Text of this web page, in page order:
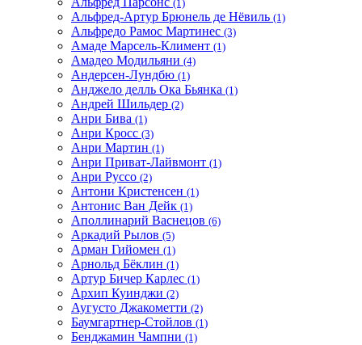
(1)
Альфред-Артур Брюнель де Нёвиль (1)
Альфредо Рамос Мартинес (3)
Амаде Марсель-Климент (1)
Амадео Модильяни (4)
Андерсен-Лундбю (1)
Анджело делль Ока Бьянка (1)
Андрей Шильдер (2)
Анри Бива (1)
Анри Кросс (3)
Анри Мартин (1)
Анри Приват-Лайвмонт (1)
Анри Руссо (2)
Антони Кристенсен (1)
Антонис Ван Дейк (1)
Аполлинарий Васнецов (6)
Аркадий Рылов (5)
Арман Гийомен (1)
Арнольд Бёклин (1)
Артур Бичер Карлес (1)
Архип Куинджи (2)
Аугусто Джакометти (2)
Баумгартнер-Стойлов (1)
Бенджамин Чампни (1)